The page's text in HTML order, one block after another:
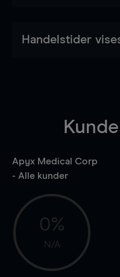
Handelstider
Apyx Medical Corp
- Alle kunder
0%
N/A